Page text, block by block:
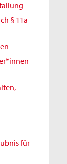
§ 11a
für